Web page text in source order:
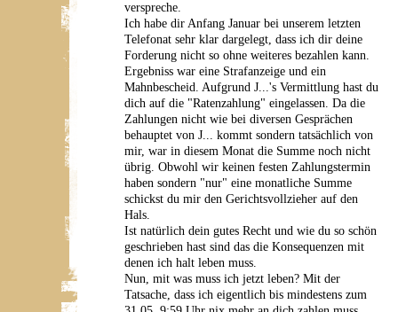
verspreche.
Ich habe dir Anfang Januar bei unserem letzten
Telefonat sehr klar dargelegt, dass ich dir deine
Forderung nicht so ohne weiteres bezahlen kann.
Ergebniss war eine Strafanzeige und ein
Mahnbescheid. Aufgrund J...'s Vermittlung hast du
dich auf die "Ratenzahlung" eingelassen. Da die
Zahlungen nicht wie bei diversen Gesprächen
behauptet von J... kommt sondern tatsächlich von
mir, war in diesem Monat die Summe noch nicht
übrig. Obwohl wir keinen festen Zahlungstermin
haben sondern "nur" eine monatliche Summe
schickst du mir den Gerichtsvollzieher auf den
Hals.
Ist natürlich dein gutes Recht und wie du so schön
geschrieben hast sind das die Konsequenzen mit
denen ich halt leben muss.
Nun, mit was muss ich jetzt leben? Mit der
Tatsache, dass ich eigentlich bis mindestens zum